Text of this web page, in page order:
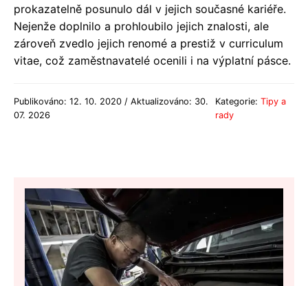
prokazatelně posunulo dál v jejich současné kariéře.
Nejenže doplnilo a prohloubilo jejich znalosti, ale
zároveň zvedlo jejich renomé a prestiž v curriculum
vitae, což zaměstnavatelé ocenili i na výplatní pásce.
Publikováno: 12. 10. 2020 / Aktualizováno: 30.
07. 2026
Kategorie: Tipy a
rady